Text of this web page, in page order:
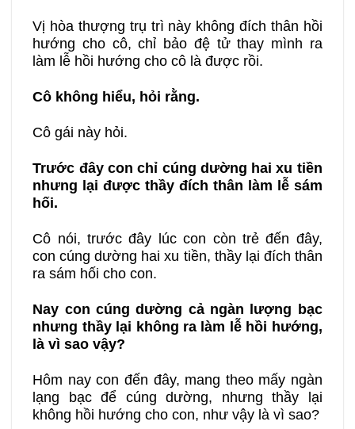
Vị hòa thượng trụ trì này không đích thân hồi
hướng cho cô, chỉ bảo đệ tử thay mình ra
làm lễ hồi hướng cho cô là được rồi.
Cô không hiểu, hỏi rằng.
Cô gái này hỏi.
Trước đây con chỉ cúng dường hai xu tiền
nhưng lại được thầy đích thân làm lễ sám
hối.
Cô nói, trước đây lúc con còn trẻ đến đây,
con cúng dường hai xu tiền, thầy lại đích thân
ra sám hối cho con.
Nay con cúng dường cả ngàn lượng bạc
nhưng thầy lại không ra làm lễ hồi hướng,
là vì sao vậy?
Hôm nay con đến đây, mang theo mấy ngàn
lạng bạc để cúng dường, nhưng thầy lại
không hồi hướng cho con, như vậy là vì sao?